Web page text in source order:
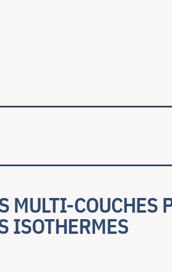
MULTI-COUCHES
ISOTHERMES